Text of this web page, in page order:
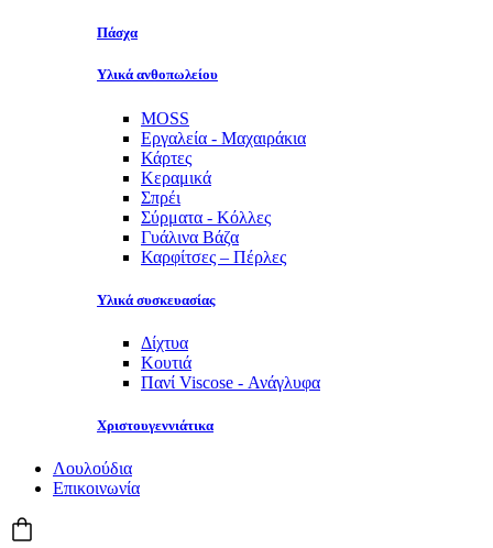
Πάσχα
Υλικά ανθοπωλείου
MOSS
Εργαλεία - Μαχαιράκια
Κάρτες
Κεραμικά
Σπρέι
Σύρματα - Κόλλες
Γυάλινα Βάζα
Καρφίτσες – Πέρλες
Υλικά συσκευασίας
Δίχτυα
Κουτιά
Πανί Viscose - Ανάγλυφα
Χριστουγεννιάτικα
Λουλούδια
Επικοινωνία